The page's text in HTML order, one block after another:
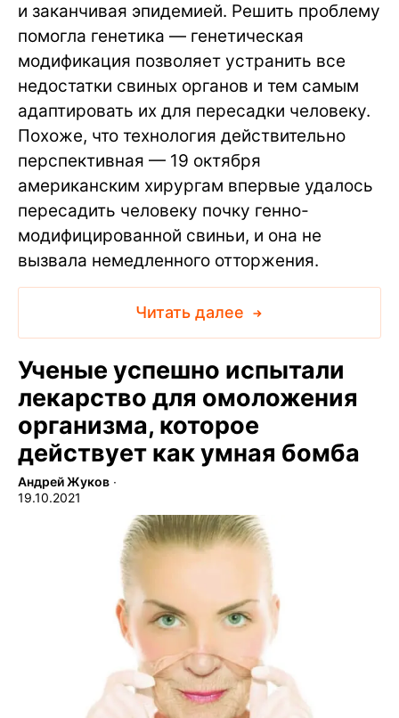
и заканчивая эпидемией. Решить проблему
помогла генетика — генетическая
модификация позволяет устранить все
недостатки свиных органов и тем самым
адаптировать их для пересадки человеку.
Похоже, что технология действительно
перспективная — 19 октября
американским хирургам впервые удалось
пересадить человеку почку генно-
модифицированной свиньи, и она не
вызвала немедленного отторжения.
Читать далее
Ученые успешно испытали
лекарство для омоложения
организма, которое
действует как умная бомба
Андрей Жуков ∙
19.10.2021